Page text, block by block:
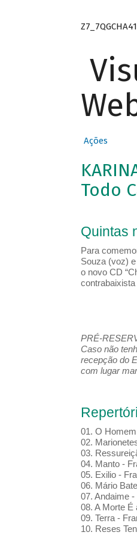
Ações
Todo
Quintas
Para
Souza (voz)
o novo CD
PRÉ-
Caso não
recepção do
com lugar
01. O
02.
03.
04. Manto -
05. Exilio -
06. Mário
07. Andaime
08. A Morte
09. Terra -
10. Reses